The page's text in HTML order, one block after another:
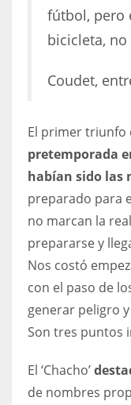
24
17
DAL
22
WSH
26
fútbol, pero
bicicleta,
Coudet,
El primer triunfo
pretemporada
habían sido las
preparado para
no marcan la
prepararse y
Nos costó
con el paso de
generar peligro
Son tres puntos
El ‘Chacho’
de nombres